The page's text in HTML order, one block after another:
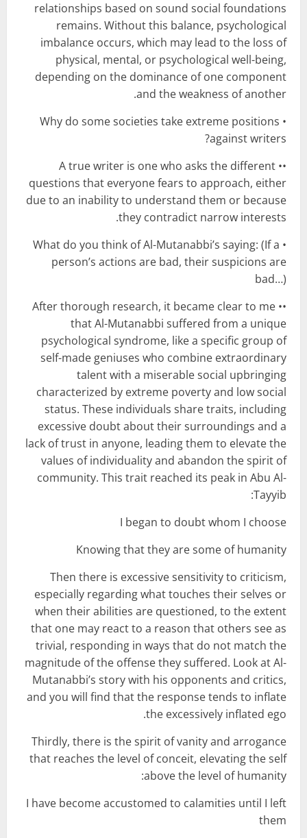
relationships based on sound social foundations
remains. Without this balance, psychological
imbalance occurs, which may lead to the loss of
physical, mental, or psychological well-being,
depending on the dominance of one component
and the weakness of another.
• Why do some societies take extreme positions
against writers?
•• A true writer is one who asks the different
questions that everyone fears to approach, either
due to an inability to understand them or because
they contradict narrow interests.
• What do you think of Al-Mutanabbi’s saying: (If a
person’s actions are bad, their suspicions are
bad…)
•• After thorough research, it became clear to me
that Al-Mutanabbi suffered from a unique
psychological syndrome, like a specific group of
self-made geniuses who combine extraordinary
talent with a miserable social upbringing
characterized by extreme poverty and low social
status. These individuals share traits, including
excessive doubt about their surroundings and a
lack of trust in anyone, leading them to elevate the
values of individuality and abandon the spirit of
community. This trait reached its peak in Abu Al-
Tayyib:
I began to doubt whom I choose
Knowing that they are some of humanity
Then there is excessive sensitivity to criticism,
especially regarding what touches their selves or
when their abilities are questioned, to the extent
that one may react to a reason that others see as
trivial, responding in ways that do not match the
magnitude of the offense they suffered. Look at Al-
Mutanabbi’s story with his opponents and critics,
and you will find that the response tends to inflate
the excessively inflated ego.
Thirdly, there is the spirit of vanity and arrogance
that reaches the level of conceit, elevating the self
above the level of humanity:
I have become accustomed to calamities until I left
them